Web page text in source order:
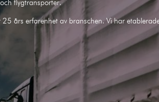
flygtransporter.
års erfarenhet av branschen. Vi har